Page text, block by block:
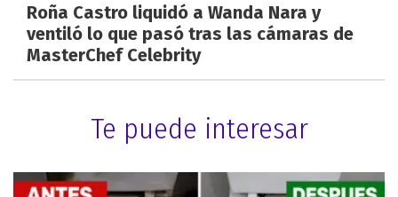
Roña Castro liquidó a Wanda Nara y
ventiló lo que pasó tras las cámaras de
MasterChef Celebrity
Te puede interesar